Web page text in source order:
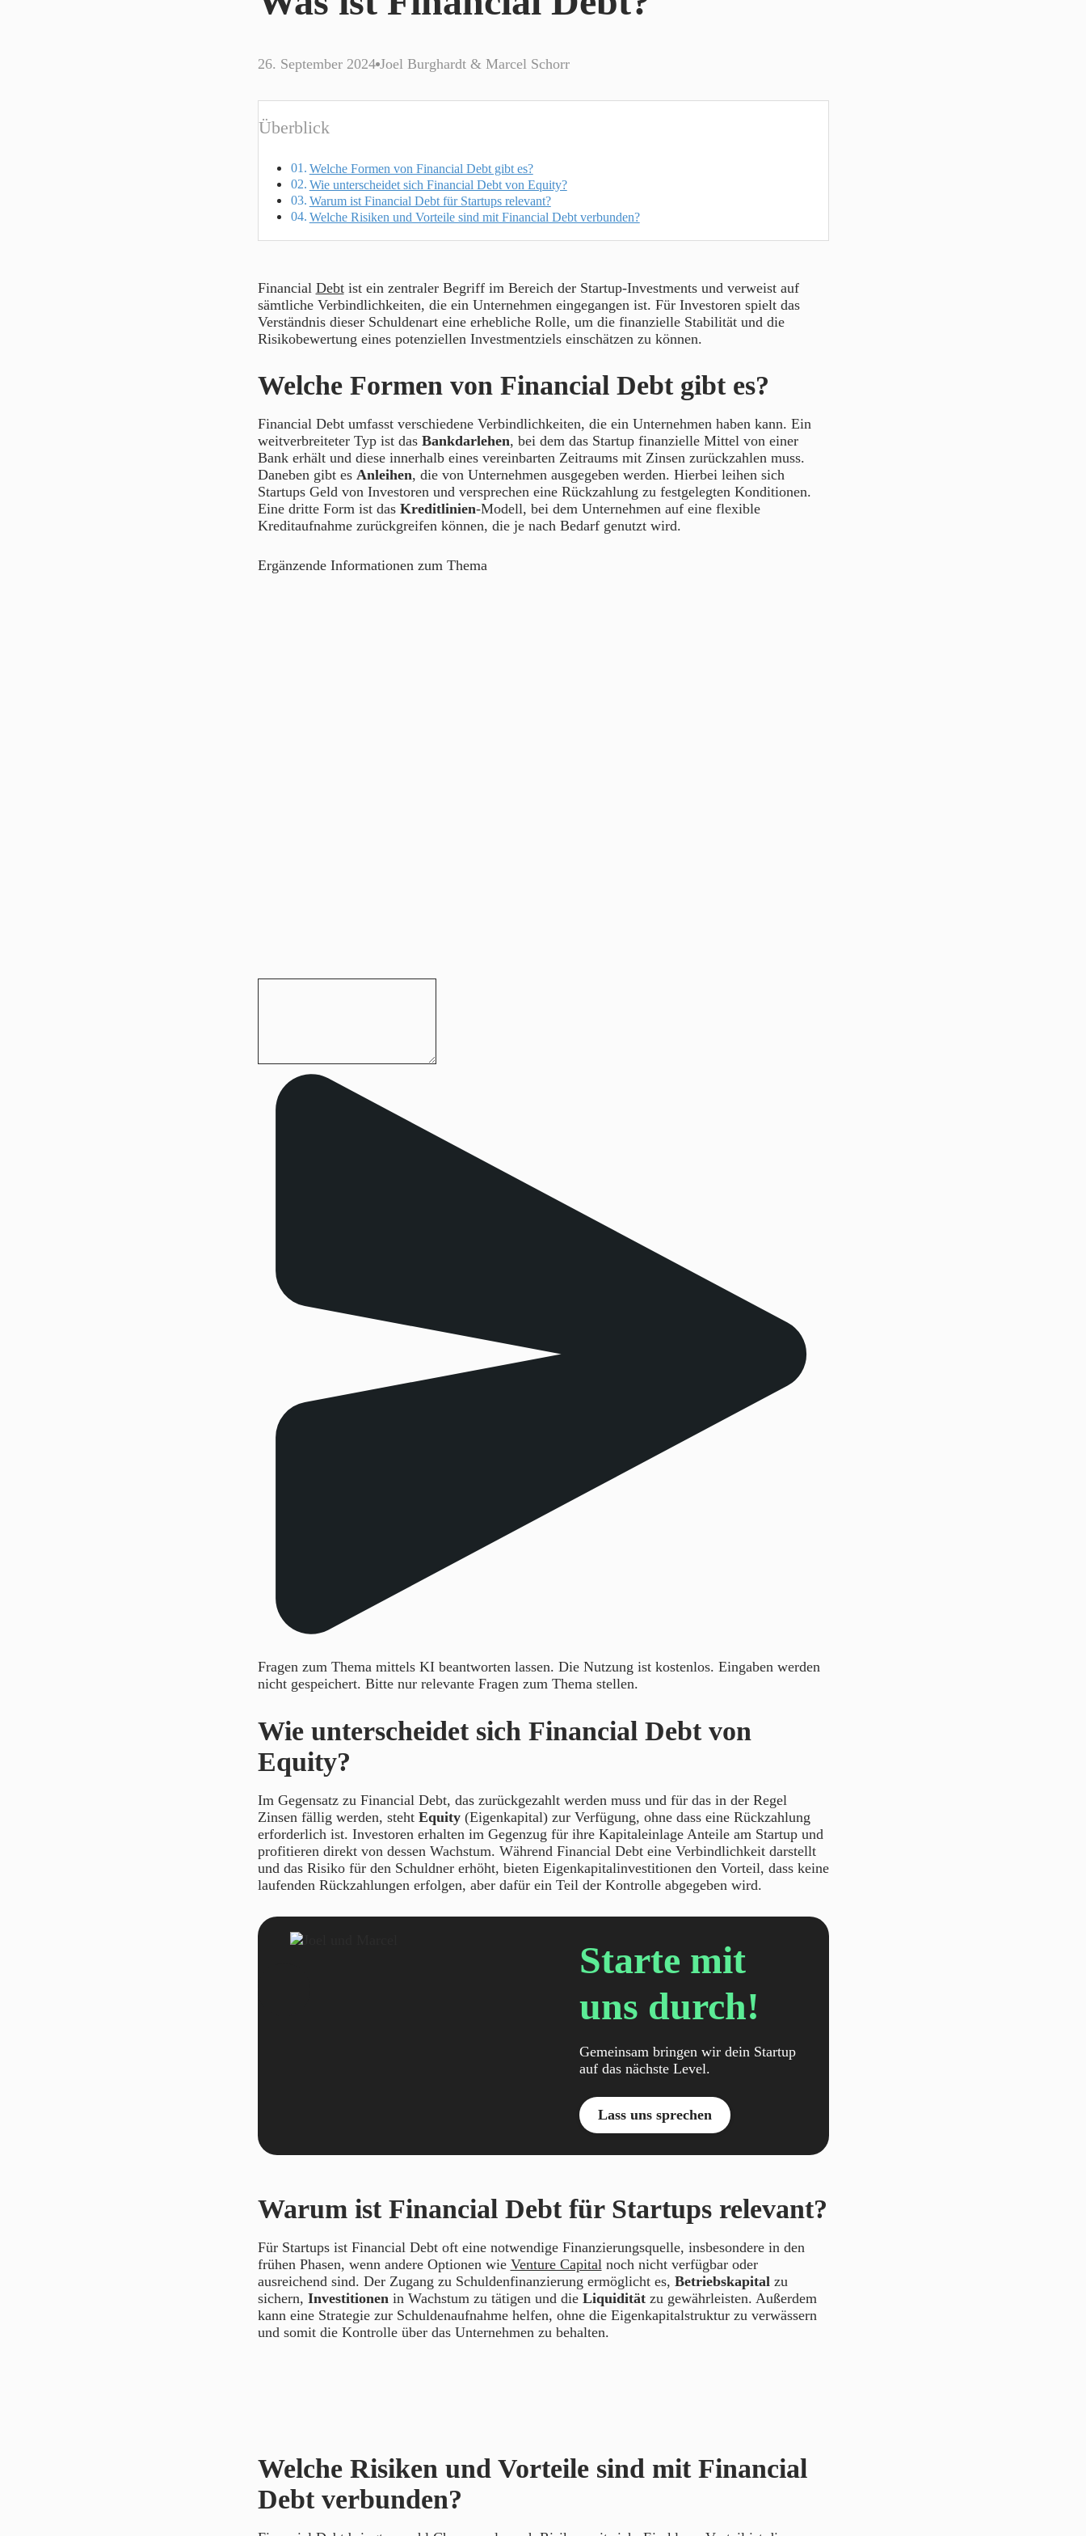
26. September 2024 Joel Burghardt & Marcel Schorr
Überblick
Welche Formen von Financial Debt gibt es?
Wie unterscheidet sich Financial Debt von Equity?
Warum ist Financial Debt für Startups relevant?
Welche Risiken und Vorteile sind mit Financial Debt verbunden?
Financial Debtist ein zentraler Begriff im Bereich der Startup-Investments und verweist auf
sämtliche Verbindlichkeiten, die ein Unternehmen eingegangen ist. Für Investoren spielt das
Verständnis dieser Schuldenart eine erhebliche Rolle, um die finanzielle Stabilität und die
Risikobewertung eines potenziellen Investmentziels einschätzen zu können.
Welche Formen von Financial Debt gibt es?
Financial Debt umfasst verschiedene Verbindlichkeiten, die ein Unternehmen haben kann. Ein
weitverbreiteter Typ ist das Bankdarlehen, bei dem das Startup finanzielle Mittel von einer
Bank erhält und diese innerhalb eines vereinbarten Zeitraums mit Zinsen zurückzahlen muss.
Daneben gibt es Anleihen, die von Unternehmen ausgegeben werden. Hierbei leihen sich
Startups Geld von Investoren und versprechen eine Rückzahlung zu festgelegten Konditionen.
Eine dritte Form ist das Kreditlinien-Modell, bei dem Unternehmen auf eine flexible
Kreditaufnahme zurückgreifen können, die je nach Bedarf genutzt wird.
Ergänzende Informationen zum Thema
Fragen zum Thema mittels KI beantworten lassen. Die Nutzung ist kostenlos. Eingaben werden
nicht gespeichert. Bitte nur relevante Fragen zum Thema stellen.
Wie unterscheidet sich Financial Debt von
Equity?
Im Gegensatz zu Financial Debt, das zurückgezahlt werden muss und für das in der Regel
Zinsen fällig werden, steht Equity(Eigenkapital) zur Verfügung, ohne dass eine Rückzahlung
erforderlich ist. Investoren erhalten im Gegenzug für ihre Kapitaleinlage Anteile am Startup und
profitieren direkt von dessen Wachstum. Während Financial Debt eine Verbindlichkeit darstellt
und das Risiko für den Schuldner erhöht, bieten Eigenkapitalinvestitionen den Vorteil, dass keine
laufenden Rückzahlungen erfolgen, aber dafür ein Teil der Kontrolle abgegeben wird.
Starte mit
uns durch!
Gemeinsam bringen wir dein Startup
auf das nächste Level.
Lass uns sprechen
Warum ist Financial Debt für Startups relevant?
Für Startups ist Financial Debt oft eine notwendige Finanzierungsquelle, insbesondere in den
frühen Phasen, wenn andere Optionen wie Venture Capital noch nicht verfügbar oder
ausreichend sind. Der Zugang zu Schuldenfinanzierung ermöglicht es, Betriebskapital zu
sichern, Investitionen in Wachstum zu tätigen und die Liquiditätzu gewährleisten. Außerdem
kann eine Strategie zur Schuldenaufnahme helfen, ohne die Eigenkapitalstruktur zu verwässern
und somit die Kontrolle über das Unternehmen zu behalten.
Welche Risiken und Vorteile sind mit Financial
Debt verbunden?